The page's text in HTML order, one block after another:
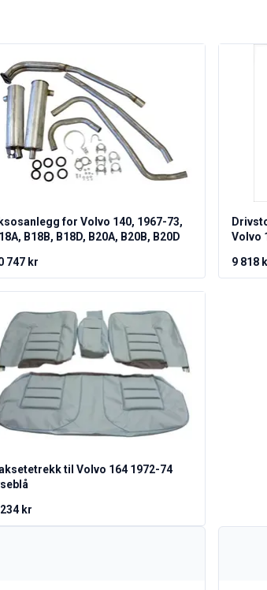
for Volvo 140, 1967-73,
B18B, B18D, B20A, B20B, B20D
747 kr
Volvo
9 818
til Volvo 164 1972-74
kr